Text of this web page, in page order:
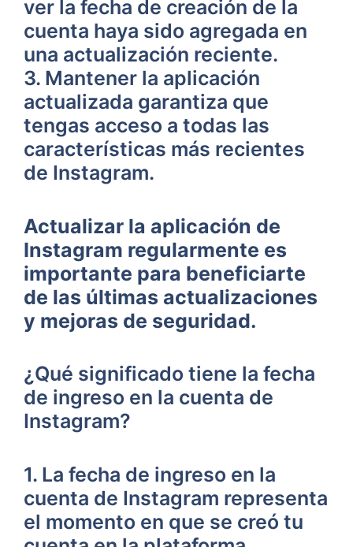
‍ver ⁢la⁣ fecha de creación de la
cuenta haya sido agregada‌ en
una⁤ actualización reciente.
3.⁤ Mantener la aplicación
⁣actualizada ⁢garantiza que
‌tengas acceso a todas las
características más recientes
de Instagram.
Actualizar la aplicación de
Instagram regularmente es‌
importante ‍para beneficiarte
⁢de las últimas actualizaciones
y mejoras de seguridad.
⁣¿Qué significado ‍tiene la ⁢fecha
de ingreso en la cuenta de
Instagram?
1. La ‌fecha de⁣ ingreso​ en la
cuenta de ⁣Instagram representa
el momento en que se creó ​tu